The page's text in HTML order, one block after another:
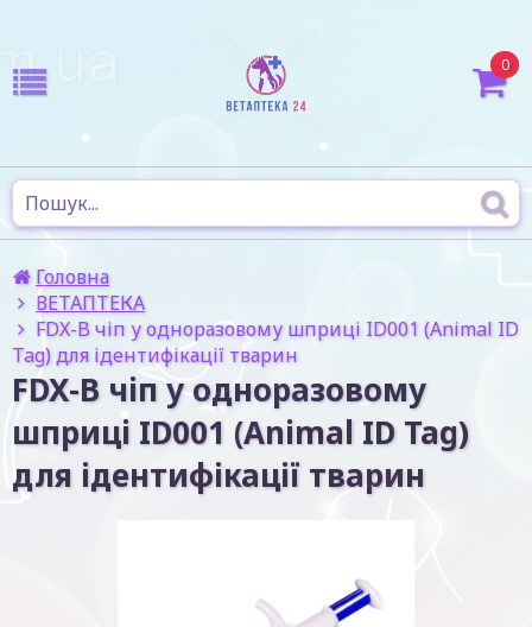
0
Головна
ВЕТАПТЕКА
FDX-B чіп у одноразовому шприці ID001 (Animal ID
Tag) для ідентифікації тварин
FDX-B чіп у одноразовому
шприці ID001 (Animal ID Tag)
для ідентифікації тварин